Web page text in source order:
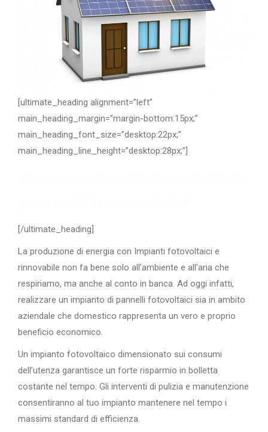
[ultimate_heading alignment=”left”
main_heading_margin=”margin-bottom:15px;”
main_heading_font_size=”desktop:22px;”
main_heading_line_height=”desktop:28px;”]
[/ultimate_heading]
La produzione di energia con Impianti fotovoltaici e
rinnovabile non fa bene solo all’ambiente e all’aria che
respiriamo, ma anche al conto in banca. Ad oggi infatti,
realizzare un impianto di pannelli fotovoltaici sia in ambito
aziendale che domestico rappresenta un vero e proprio
beneficio economico.
Un impianto fotovoltaico dimensionato sui consumi
dell’utenza garantisce un forte risparmio in bolletta
costante nel tempo. Gli interventi di pulizia e manutenzione
consentiranno al tuo impianto mantenere nel tempo i
massimi standard di efficienza.